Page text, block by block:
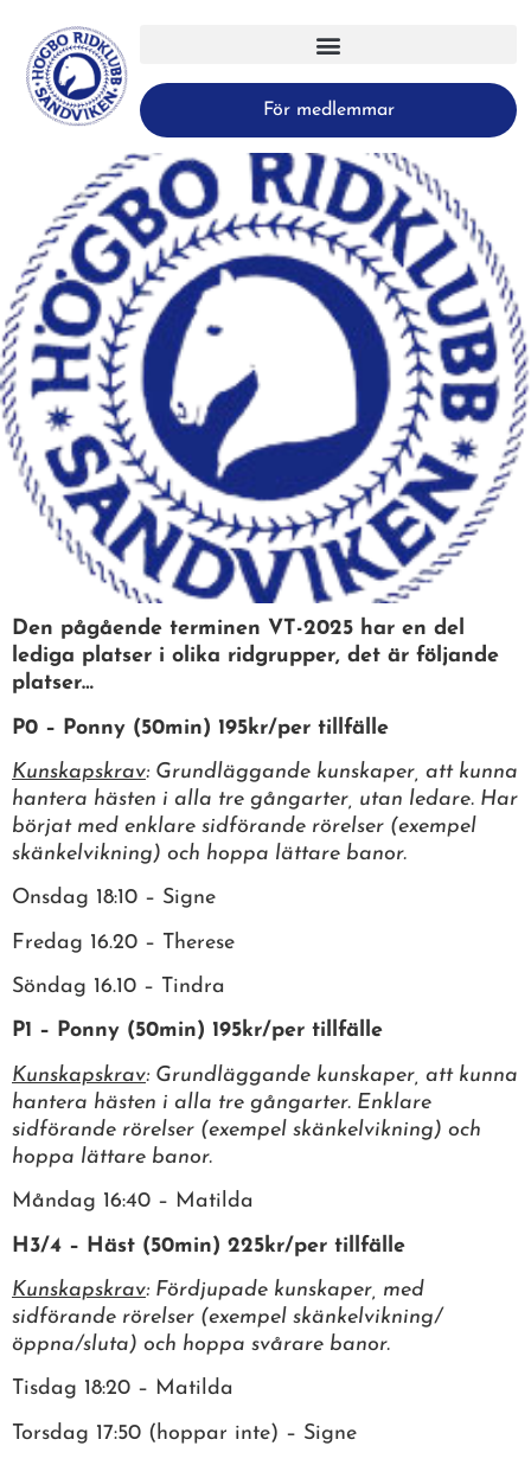
För medlemmar
Den pågående terminen VT-2025 har en del
lediga platser i olika ridgrupper, det är följande
platser…
P0 – Ponny (50min) 195kr/per tillfälle
Kunskapskrav: Grundläggande kunskaper, att kunna
hantera hästen i alla tre gångarter, utan ledare. Har
börjat med enklare sidförande rörelser (exempel
skänkelvikning) och hoppa lättare banor.
Onsdag 18:10 – Signe
Fredag 16.20 – Therese
Söndag 16.10 – Tindra
P1 – Ponny (50min) 195kr/per tillfälle
Kunskapskrav: Grundläggande kunskaper, att kunna
hantera hästen i alla tre gångarter. Enklare
sidförande rörelser (exempel skänkelvikning) och
hoppa lättare banor.
Måndag 16:40 – Matilda
H3/4 – Häst (50min) 225kr/per tillfälle
Kunskapskrav: Fördjupade kunskaper, med
sidförande rörelser (exempel skänkelvikning/
öppna/sluta) och hoppa svårare banor.
Tisdag 18:20 – Matilda
Torsdag 17:50 (hoppar inte) – Signe